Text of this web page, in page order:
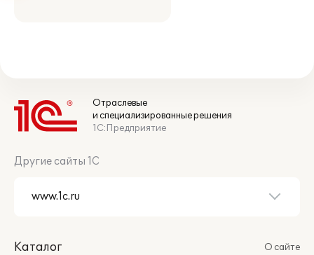
Отраслевые
и специализированные решения
1С:Предприятие
Другие сайты 1С
Каталог
О сайте